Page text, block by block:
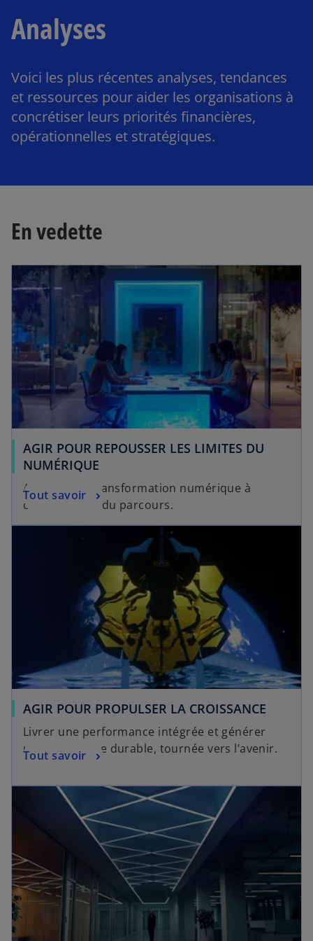
Analyses
Voici les plus récentes analyses, tendances
et ressources pour aider les organisations à
concrétiser leurs priorités financières,
opérationnelles et stratégiques.
En vedette
AGIR POUR REPOUSSER LES LIMITES DU
NUMÉRIQUE
Accélérer la transformation numérique à
chaque étape du parcours.
Tout savoir
AGIR POUR PROPULSER LA CROISSANCE
Livrer une performance intégrée et générer
une croissance durable, tournée vers l’avenir.
Tout savoir